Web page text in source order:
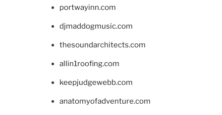
portwayinn.com
djmaddogmusic.com
thesoundarchitects.com
allin1roofing.com
keepjudgewebb.com
anatomyofadventure.com